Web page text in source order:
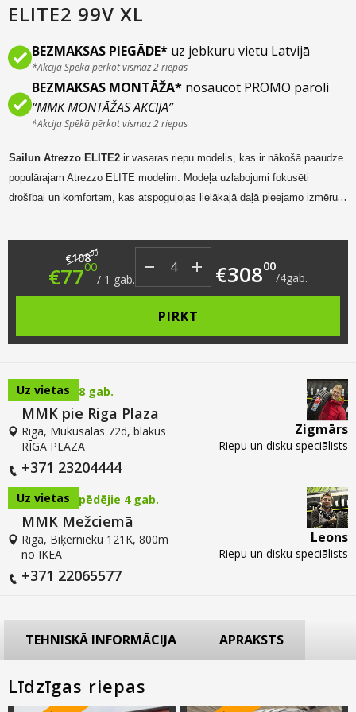
ELITE2 99V XL
BEZMAKSAS PIEGĀDE* uz jebkuru vietu Latvijā
*Akcija Spēkā pērkot vismaz 2 riepas
BEZMAKSAS MONTĀŽA* nosaucot PROMO paroli
“MMK MONTĀŽAS AKCIJA”
*Akcija Spēkā pērkot vismaz 2 riepas
Sailun Atrezzo ELITE2 ir vasaras riepu modelis, kas ir nākošā paaudze
populārajam Atrezzo ELITE modelim. Modeļa uzlabojumi fokusēti
drošībai un komfortam, kas atspoguļojas lielākajā daļā pieejamo izmēru
spektram, tai skaitā hibrīda un elektro automašīnām.
€10800 Original price was: €108.00.
€7700 Current price is: €77.00.
/ 1 gab. €30800
/4gab.
PIRKT
Uz vietas 8 gab.
MMK pie Riga Plaza
Rīga, Mūkusalas 72d, blakus
RĪGA PLAZA
+371 23204444
Zigmārs
Riepu un disku speciālists
Uz vietas pēdējie 4 gab.
MMK Mežciemā
Rīga, Biķernieku 121K, 800m
no IKEA
+371 22065577
Leons
Riepu un disku speciālists
TEHNISKĀ INFORMĀCIJA APRAKSTS
Līdzīgas riepas